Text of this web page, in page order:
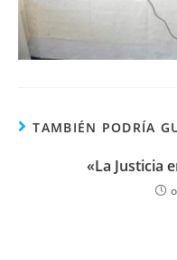
TAMBIÉN PODRÍA
«La Justicia